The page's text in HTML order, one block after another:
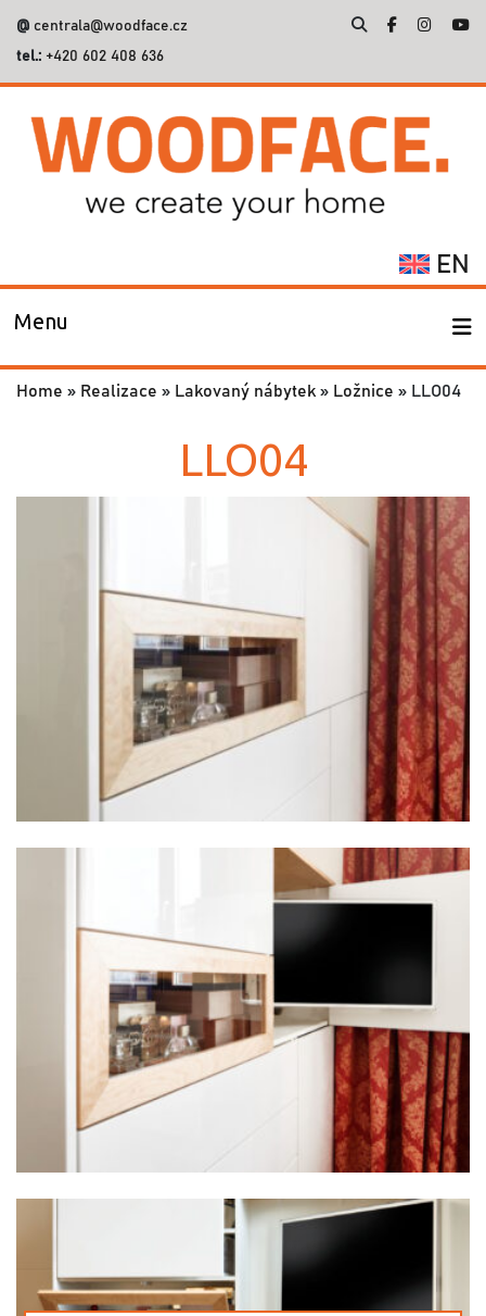
@ centrala@woodface.cz
tel.: +420 602 408 636
EN
Menu
Home » Realizace » Lakovaný nábytek» Ložnice » LLO04
LLO04